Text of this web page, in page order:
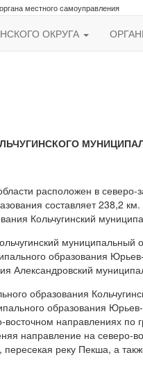
местного самоуправления
ОКРУГА
расположен в
составляет 238,2 км.
Кольчугинский
муниципальный
образования
Александровский
образования
образования
направлениях по
направление на северо-
пересекая реку Пекша, а